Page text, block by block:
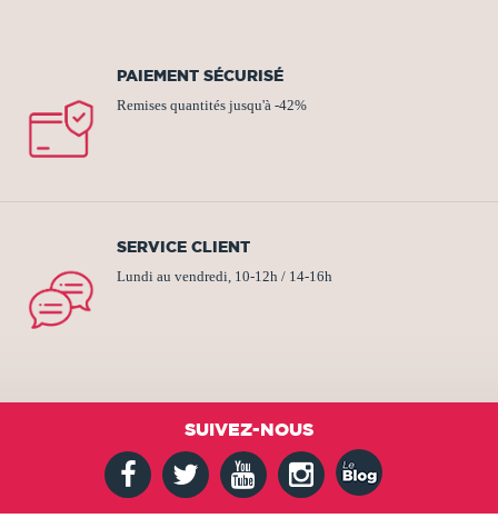
PAIEMENT SÉCURISÉ
Remises quantités jusqu'à -42%
SERVICE CLIENT
Lundi au vendredi, 10-12h / 14-16h
SUIVEZ-NOUS